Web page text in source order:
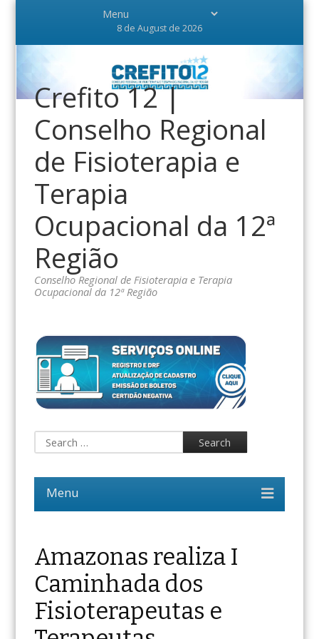
8 de August de 2026
Crefito 12 |
Conselho Regional
de Fisioterapia e
Terapia
Ocupacional da 12ª
Região
Conselho Regional de Fisioterapia e Terapia
Ocupacional da 12ª Região
Amazonas realiza I
Caminhada dos
Fisioterapeutas e